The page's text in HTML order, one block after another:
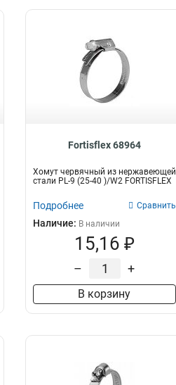
Fortisflex 68964
Хомут червячный из нержавеющей
стали PL-9 (25-40 )/W2 FORTISFLEX
Подробнее Сравнить
Наличие: В наличии
15,16 ₽
– +
В корзину